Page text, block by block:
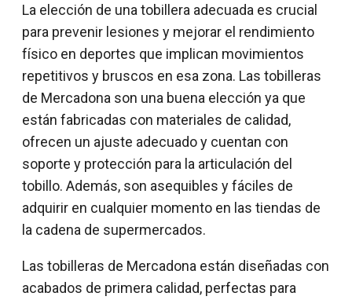
La elección de una tobillera adecuada es crucial
para prevenir lesiones y mejorar el rendimiento
físico en deportes que implican movimientos
repetitivos y bruscos en esa zona. Las tobilleras
de Mercadona son una buena elección ya que
están fabricadas con materiales de calidad,
ofrecen un ajuste adecuado y cuentan con
soporte y protección para la articulación del
tobillo. Además, son asequibles y fáciles de
adquirir en cualquier momento en las tiendas de
la cadena de supermercados.
Las tobilleras de Mercadona están diseñadas con
acabados de primera calidad, perfectas para